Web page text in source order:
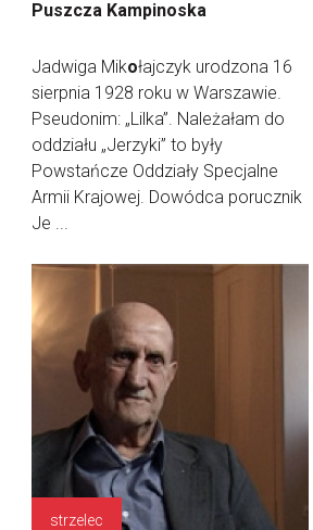
Puszcza Kampinoska
Jadwiga Mikołajczyk urodzona 16
sierpnia 1928 roku w Warszawie.
Pseudonim: „Lilka”. Należałam do
oddziału „Jerzyki” to były
Powstańcze Oddziały Specjalne
Armii Krajowej. Dowódca porucznik
Je ...
strzelec